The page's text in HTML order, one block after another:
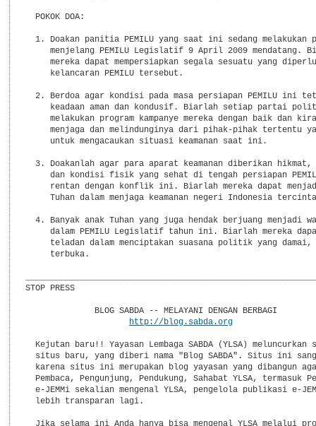
  POKOK DOA:
1. Doakan panitia PEMILU yang saat ini sedang melakukan
menjelang PEMILU Legislatif 9 April 2009 mendatang.
mereka dapat mempersiapkan segala sesuatu yang
     kelancaran PEMILU tersebut.
2. Berdoa agar kondisi pada masa persiapan PEMILU ini
keadaan aman dan kondusif. Biarlah setiap partai
melakukan program kampanye mereka dengan baik dan
menjaga dan melindunginya dari pihak-pihak tertentu
     untuk mengacaukan situasi keamanan saat ini.
3. Doakanlah agar para aparat keamanan diberikan hikmat,
dan kondisi fisik yang sehat di tengah persiapan
rentan dengan konflik ini. Biarlah mereka dapat
Tuhan dalam menjaga keamanan negeri Indonesia
4. Banyak anak Tuhan yang juga hendak berjuang menjadi
dalam PEMILU Legislatif tahun ini. Biarlah mereka
teladan dalam menciptakan suasana politik yang damai,
     terbuka.
STOP PRESS
              BLOG SABDA -- MELAYANI DENGAN BERBAGI
http://blog.sabda.org
Kejutan baru!! Yayasan Lembaga SABDA (YLSA) meluncurkan
situs baru, yang diberi nama "Blog SABDA". Situs ini
karena situs ini merupakan blog yayasan yang dibangun
Pembaca, Pengunjung, Pendukung, Sahabat YLSA, termasuk
e-JEMMi sekalian mengenal YLSA, pengelola publikasi e-
  lebih transparan lagi.
Jika selama ini Anda hanya bisa mengenal YLSA melalui